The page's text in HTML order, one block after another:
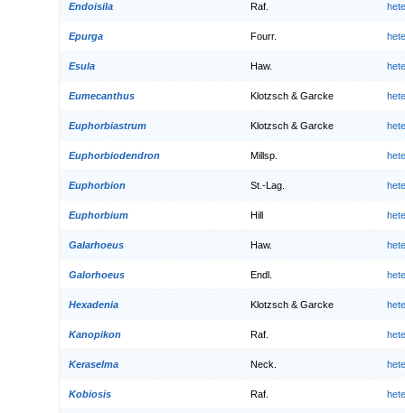
Endoisila Raf.
Epurga Fourr.
Esula Haw.
Eumecanthus Klotzsch & Garcke
Euphorbiastrum Klotzsch & Garcke
Euphorbiodendron Millsp.
Euphorbion St.-Lag.
Euphorbium Hill
Galarhoeus Haw.
Galorhoeus Endl.
Hexadenia Klotzsch & Garcke
Kanopikon Raf.
Keraselma Neck.
Kobiosis Raf.